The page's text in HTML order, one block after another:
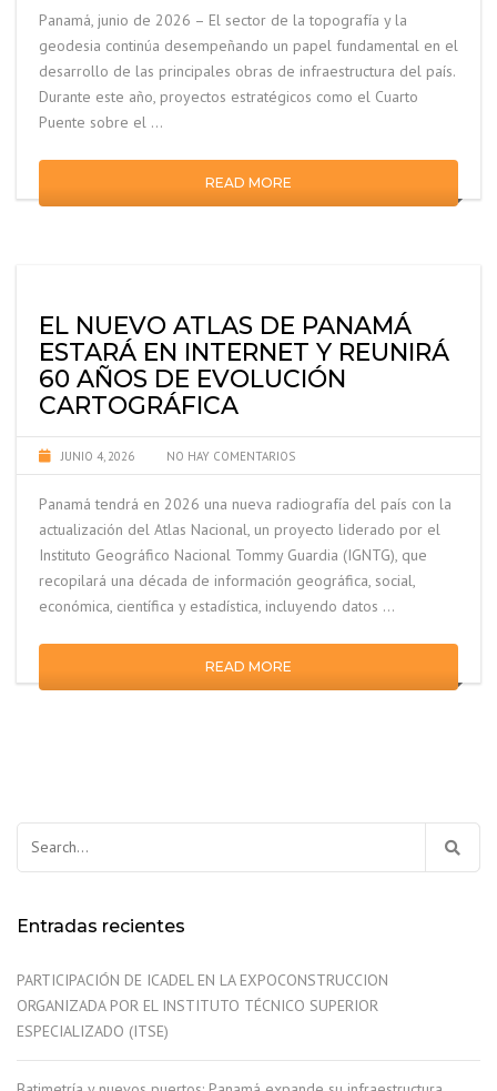
Panamá, junio de 2026 – El sector de la topografía y la
geodesia continúa desempeñando un papel fundamental en el
desarrollo de las principales obras de infraestructura del país.
Durante este año, proyectos estratégicos como el Cuarto
Puente sobre el …
READ MORE
EL NUEVO ATLAS DE PANAMÁ
ESTARÁ EN INTERNET Y REUNIRÁ
60 AÑOS DE EVOLUCIÓN
CARTOGRÁFICA
JUNIO 4, 2026 NO HAY COMENTARIOS
Panamá tendrá en 2026 una nueva radiografía del país con la
actualización del Atlas Nacional, un proyecto liderado por el
Instituto Geográfico Nacional Tommy Guardia (IGNTG), que
recopilará una década de información geográfica, social,
económica, científica y estadística, incluyendo datos …
READ MORE
Entradas recientes
PARTICIPACIÓN DE ICADEL EN LA EXPOCONSTRUCCION
ORGANIZADA POR EL INSTITUTO TÉCNICO SUPERIOR
ESPECIALIZADO (ITSE)